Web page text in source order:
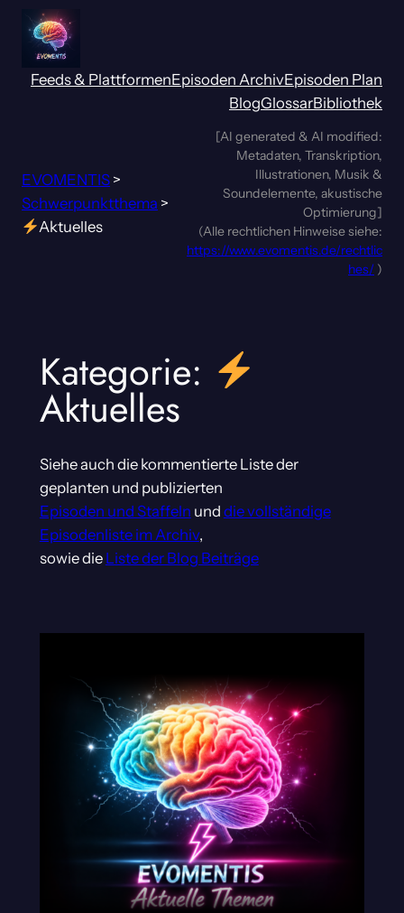
Zum
Inhalt
springen
Feeds & PlattformenEpisoden ArchivEpisoden Plan
BlogGlossarBibliothek
EVOMENTIS >
Schwerpunktthema >
Aktuelles
[AI generated & AI modified:
Metadaten, Transkription,
Illustrationen, Musik &
Soundelemente, akustische
Optimierung]
(Alle rechtlichen Hinweise siehe:
https://www.evomentis.de/rechtlic
hes/ )
Kategorie:
Aktuelles
Siehe auch die kommentierte Liste der
geplanten und publizierten
Episoden und Staffeln und die vollständige
Episodenliste im Archiv,
sowie die Liste der Blog Beiträge